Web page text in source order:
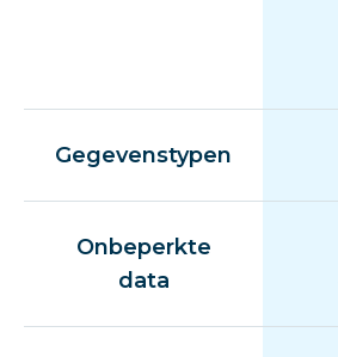
Gegevenstypen
Onbeperkte
data